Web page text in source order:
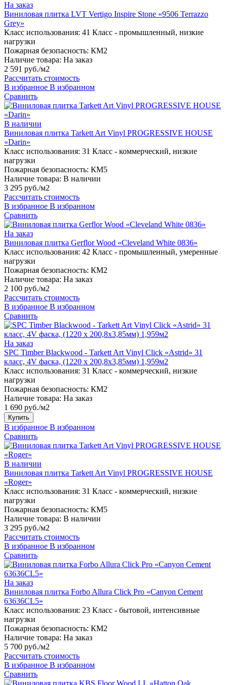
На заказ
Виниловая плитка LVT Vertigo Inspire Stone «9506 Terrazzo
Grey»
Класс использования: 41 Класс - промышленный, низкие
нагрузки
Пожарная безопасность: КМ2
Наличие товара: На заказ
2 591 руб./м2
Рассчитать стоимость
В избранное В избранном
Сравнить
В наличии
Виниловая плитка Tarkett Art Vinyl PROGRESSIVE HOUSE
«Darin»
Класс использования: 31 Класс - коммерческий, низкие
нагрузки
Пожарная безопасность: КМ5
Наличие товара: В наличии
3 295 руб./м2
Рассчитать стоимость
В избранное В избранном
Сравнить
На заказ
Виниловая плитка Gerflor Wood «Cleveland White 0836»
Класс использования: 42 Класс - промышленный, умеренные
нагрузки
Пожарная безопасность: КМ2
Наличие товара: На заказ
2 100 руб./м2
Рассчитать стоимость
В избранное В избранном
Сравнить
На заказ
SPC Timber Blackwood - Tarkett Art Vinyl Click «Astrid» 31
класс, 4V фаска, (1220 x 200,8х3,85мм) 1,959м2
Класс использования: 31 Класс - коммерческий, низкие
нагрузки
Пожарная безопасность: КМ2
Наличие товара: На заказ
1 690 руб./м2
Купить
В избранное В избранном
Сравнить
В наличии
Виниловая плитка Tarkett Art Vinyl PROGRESSIVE HOUSE
«Roger»
Класс использования: 31 Класс - коммерческий, низкие
нагрузки
Пожарная безопасность: КМ5
Наличие товара: В наличии
3 295 руб./м2
Рассчитать стоимость
В избранное В избранном
Сравнить
На заказ
Виниловая плитка Forbo Allura Click Pro «Canyon Cement
63636CL5»
Класс использования: 23 Класс - бытовой, интенсивные
нагрузки
Пожарная безопасность: КМ2
Наличие товара: На заказ
5 700 руб./м2
Рассчитать стоимость
В избранное В избранном
Сравнить